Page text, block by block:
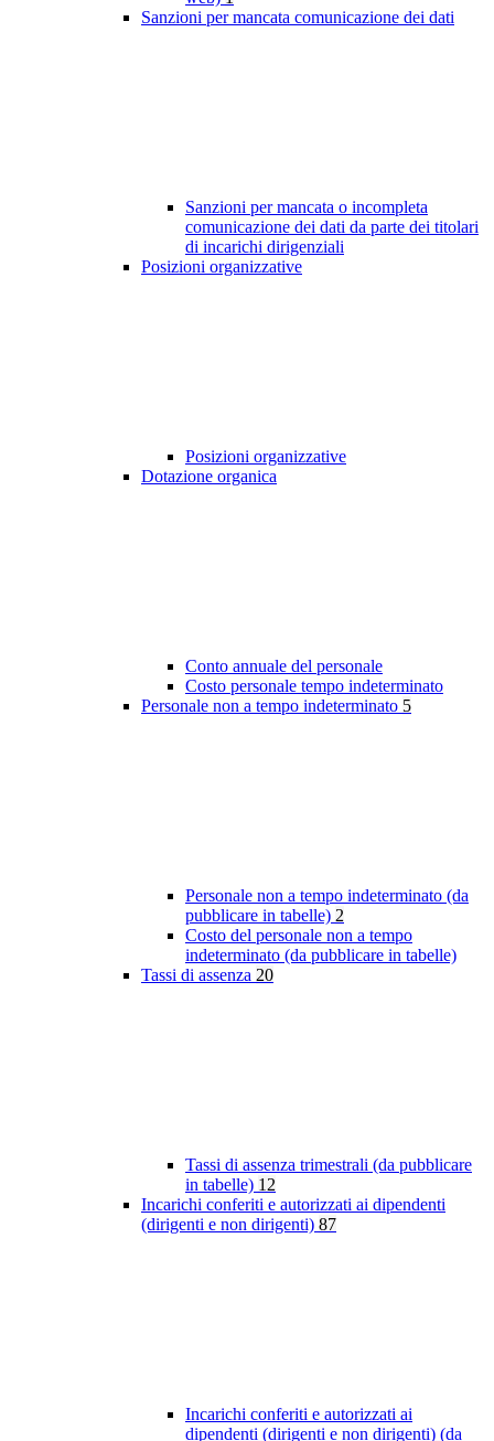
Sanzioni per mancata comunicazione dei dati
Sanzioni per mancata o incompleta
comunicazione dei dati da parte dei titolari
di incarichi dirigenziali
Posizioni organizzative
Posizioni organizzative
Dotazione organica
Conto annuale del personale
Costo personale tempo indeterminato
Personale non a tempo indeterminato 5
Personale non a tempo indeterminato (da
pubblicare in tabelle) 2
Costo del personale non a tempo
indeterminato (da pubblicare in tabelle)
Tassi di assenza 20
Tassi di assenza trimestrali (da pubblicare
in tabelle) 12
Incarichi conferiti e autorizzati ai dipendenti
(dirigenti e non dirigenti) 87
Incarichi conferiti e autorizzati ai
dipendenti (dirigenti e non dirigenti) (da